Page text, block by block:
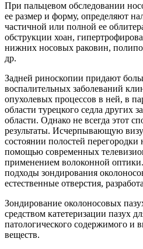
При пальцевом обследовании
ее размер и форму, определяют
частичной или полной ее
обструкции хоан,
нижних носовых раковин,
др.
Задней риноскопии придают
воспалительных заболеваний
опухолевых процессов в ней, в
области турецкого седла других
области. Однако не всегда этот
результаты. Исчерпывающую
состоянии полостей
помощью современных
применением волоконной
подходы зондирования
естественные отверстия,
Зондирование околоносовых
средством катетеризации пазух
патологического содержимого и
веществ.